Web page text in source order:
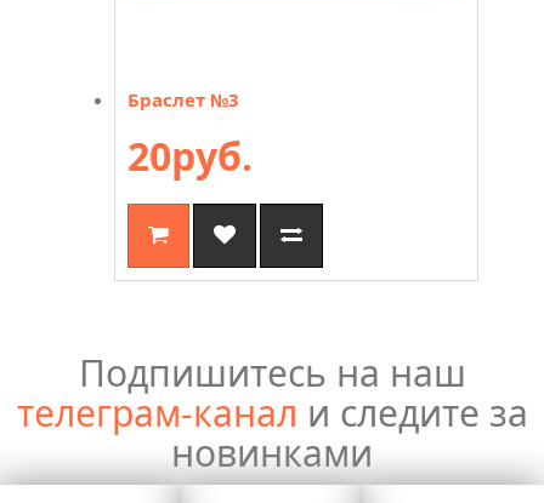
Браслет №3
20руб.
Подпишитесь на наш
телеграм-канал и следите за
новинками